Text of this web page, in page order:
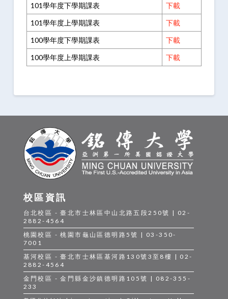
101學年度下學期課表
下載
101學年度上學期課表
下載
100學年度下學期課表
下載
100學年度上學期課表
下載
校區資訊
台北校區 - 臺北市士林區中山北路五段250號 | 02-
2882-4564
桃園校區 - 桃園市龜山區德明路5號 | 03-350-
7001
基河校區 - 臺北市士林區基河路130號3至8樓 | 02-
2882-4564
金門校區 - 金門縣金沙鎮德明路105號 | 082-355-
233